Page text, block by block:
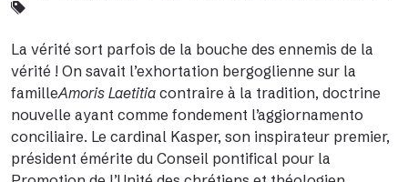
La vérité sort parfois de la bouche des ennemis de la
vérité ! On savait l’exhortation bergoglienne sur la
familleAmoris Laetitia contraire à la tradition, doctrine
nouvelle ayant comme fondement l’aggiornamento
conciliaire. Le cardinal Kasper, son inspirateur premier,
président émérite du Conseil pontifical pour la